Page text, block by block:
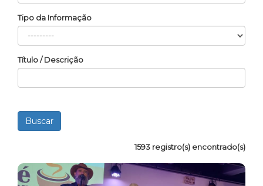
Tipo da Informação
Título / Descrição
1593 registro(s) encontrado(s)